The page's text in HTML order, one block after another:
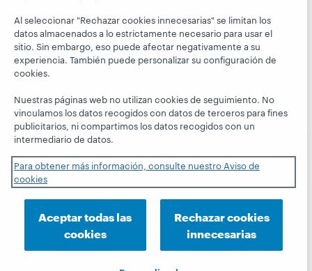
financieros
Dirección
Membresía
Eventos
Seminarios
web a la carta
Hanging
Together
President's
OCLC
servicios nacionales e internacionales de OCLC, Inc. y de
sus miembros.
Declaración de privacidad Aviso de cookies
Personalizar las configuraciones de cookies
Declaración de accesibilidad Certificado ISO 27001
Al seleccionar "Rechazar cookies innecesarias" se limitan los
datos almacenados a lo estrictamente necesario para usar el
sitio. Sin embargo, eso puede afectar negativamente a su
experiencia. También puede personalizar su configuración de
cookies.
Nuestras páginas web no utilizan cookies de seguimiento. No
vinculamos los datos recogidos con datos de terceros para fines
publicitarios, ni compartimos los datos recogidos con un
intermediario de datos.
Para obtener más información, consulte nuestro Aviso de
cookies
Aceptar todas las
cookies
Rechazar cookies
innecesarias